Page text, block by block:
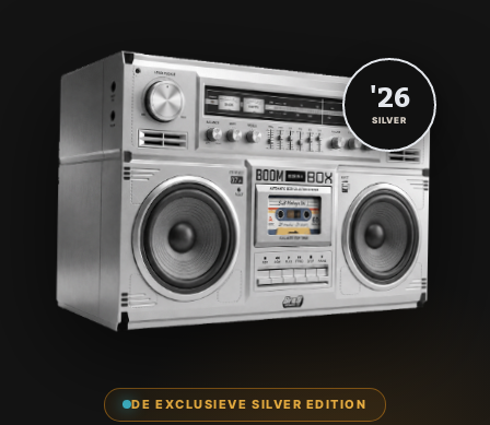
DE EXCLUSIEVE SILVER EDITION
'26
SILVER